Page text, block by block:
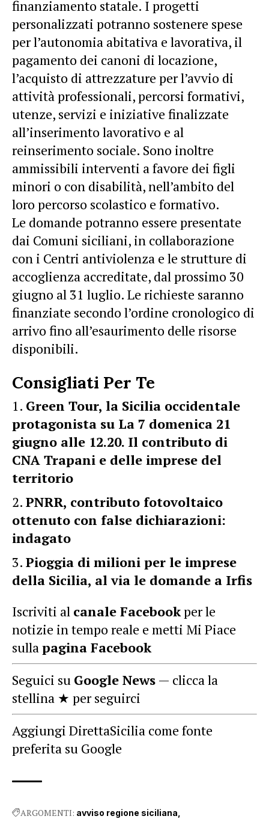
finanziamento statale. I progetti
personalizzati potranno sostenere spese
per l’autonomia abitativa e lavorativa, il
pagamento dei canoni di locazione,
l’acquisto di attrezzature per l’avvio di
attività professionali, percorsi formativi,
utenze, servizi e iniziative finalizzate
all’inserimento lavorativo e al
reinserimento sociale. Sono inoltre
ammissibili interventi a favore dei figli
minori o con disabilità, nell’ambito del
loro percorso scolastico e formativo.
Le domande potranno essere presentate
dai Comuni siciliani, in collaborazione
con i Centri antiviolenza e le strutture di
accoglienza accreditate, dal prossimo 30
giugno al 31 luglio. Le richieste saranno
finanziate secondo l’ordine cronologico di
arrivo fino all’esaurimento delle risorse
disponibili.
Consigliati Per Te
Green Tour, la Sicilia occidentale
protagonista su La 7 domenica 21
giugno alle 12.20. Il contributo di
CNA Trapani e delle imprese del
territorio
PNRR, contributo fotovoltaico
ottenuto con false dichiarazioni:
indagato
Pioggia di milioni per le imprese
della Sicilia, al via le domande a Irfis
Iscriviti al canale Facebookper le
notizie in tempo reale e metti Mi Piace
sullapagina Facebook
Seguici su Google News — clicca la
stellina ★ per seguirci
Aggiungi DirettaSicilia come fonte
preferita su Google
ARGOMENTI: avviso regione siciliana